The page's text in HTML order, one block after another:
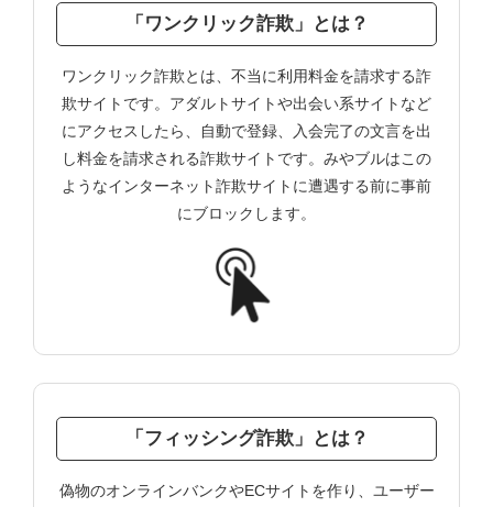
「ワンクリック詐欺」とは？
ワンクリック詐欺とは、不当に利用料金を請求する詐
欺サイトです。アダルトサイトや出会い系サイトなど
にアクセスしたら、自動で登録、入会完了の文言を出
し料金を請求される詐欺サイトです。みやブルはこの
ようなインターネット詐欺サイトに遭遇する前に事前
にブロックします。
「フィッシング詐欺」とは？
偽物のオンラインバンクやECサイトを作り、ユーザー